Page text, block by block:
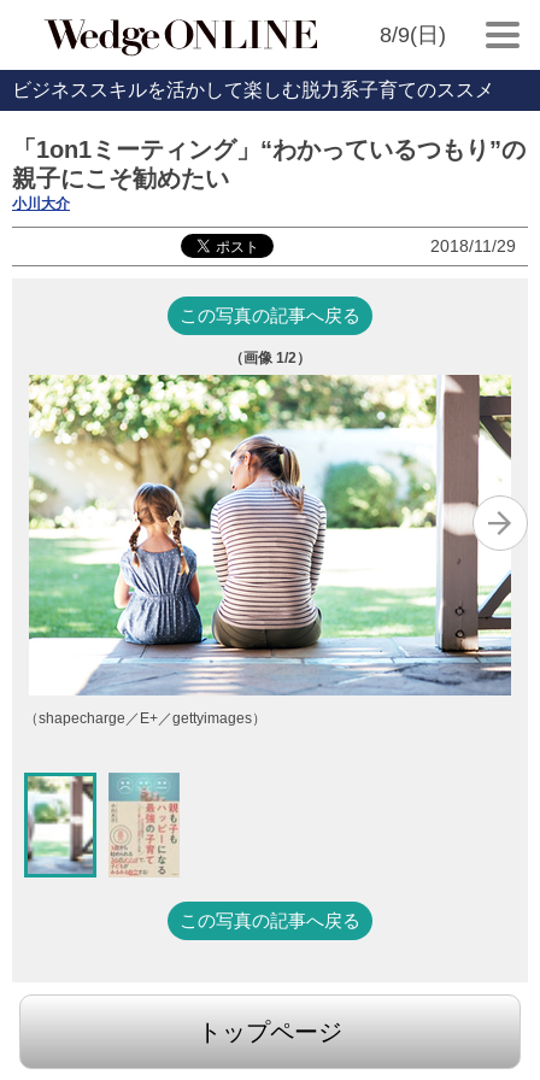
8/9(日)
ビジネススキルを活かして楽しむ脱力系子育てのススメ
「1on1ミーティング」“わかっているつもり”の
親子にこそ勧めたい
小川大介
2018/11/29
この写真の記事へ戻る
（画像 1/2）
（shapecharge／E+／gettyimages）
この写真の記事へ戻る
トップページ